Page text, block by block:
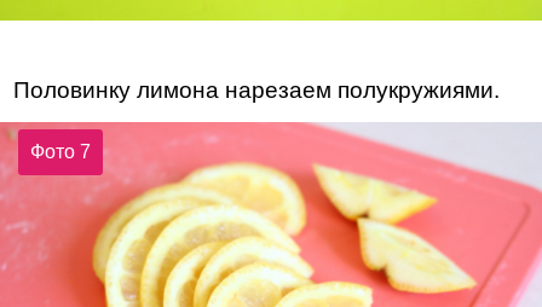
Половинку лимона нарезаем полукружиями.
Фото 7